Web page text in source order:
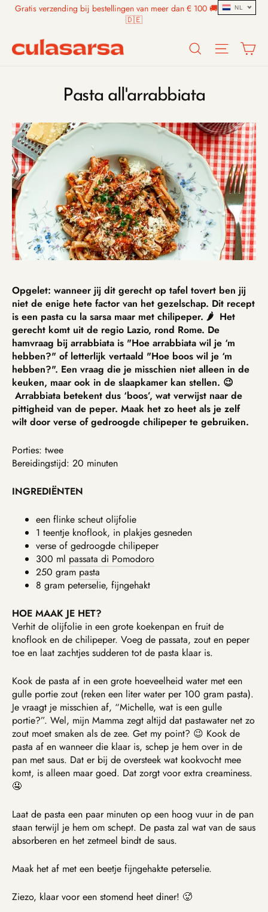
SkipGratis verzending bij bestellingen van meer dan € 100 🚚 🇧🇪🇳🇱
🇩🇪
SearchSite
Pasta all'arrabbiata
Opgelet: wanneer jij dit gerecht op tafel tovert ben jij
niet de enige hete factor van het gezelschap. Dit recept
is een pasta cu la sarsa maar met chilipeper. 🌶️ Het
gerecht komt uit de regio Lazio, rond Rome. De
hamvraag bij arrabbiata is "Hoe arrabbiata wil je ‘m
hebben?" of letterlijk vertaald "Hoe boos wil je ‘m
hebben?". Een vraag die je misschien niet alleen in de
keuken, maar ook in de slaapkamer kan stellen. 😉
Arrabbiata betekent dus ‘boos’, wat verwijst naar de
pittigheid van de peper. Maak het zo heet als je zelf
wilt door verse of gedroogde chilipeper te gebruiken.
Porties: twee
Bereidingstijd: 20 minuten
INGREDIËNTEN
een flinke scheut olijfolie
1 teentje knoflook, in plakjes gesneden
verse of gedroogde chilipeper
300 ml passata di Pomodoro
250 grampasta
8 gram peterselie, fijngehakt
HOE MAAK JE HET?
Verhit de olijfolie in een grote koekenpan en fruit de
knoflook en de chilipeper. Voeg de passata, zout en peper
toe en laat zachtjes sudderen tot de pasta klaar is.
Kook de pasta af in een grote hoeveelheid water met een
gulle portie zout (reken een liter water per 100 gram pasta).
Je vraagt je misschien af, “Michelle, wat is een gulle
portie?”. Wel, mijn Mamma zegt altijd dat pastawater net zo
zout moet smaken als de zee. Get my point? 😉 Kook de
pasta af en wanneer die klaar is, schep je hem over in de
pan met saus. Dat er bij de oversteek wat kookvocht mee
komt, is alleen maar goed. Dat zorgt voor extra creaminess.
🤤
Laat de pasta een paar minuten op een hoog vuur in de pan
staan terwijl je hem om schept. De pasta zal wat van de saus
absorberen en het zetmeel bindt de saus.
Maak het af met een beetje fijngehakte peterselie.
Ziezo, klaar voor een stomend heet diner! 🥵
NL